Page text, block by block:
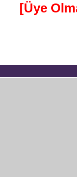
[Üye